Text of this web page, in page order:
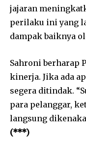
jajaran
perilaku ini yang
dampak baiknya
Sahroni berharap
kinerja. Jika ada
segera ditindak.
para pelanggar,
langsung
(***)